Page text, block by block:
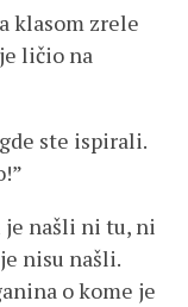
klasom zrele
ličio na
ste ispirali.
našli ni tu, ni
nisu našli.
o kome je